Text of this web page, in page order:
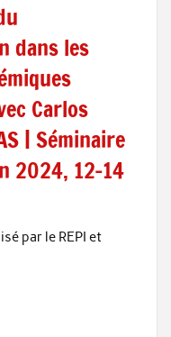
dans les
Carlos
| Séminaire
2024, 12-14
par le REPI et